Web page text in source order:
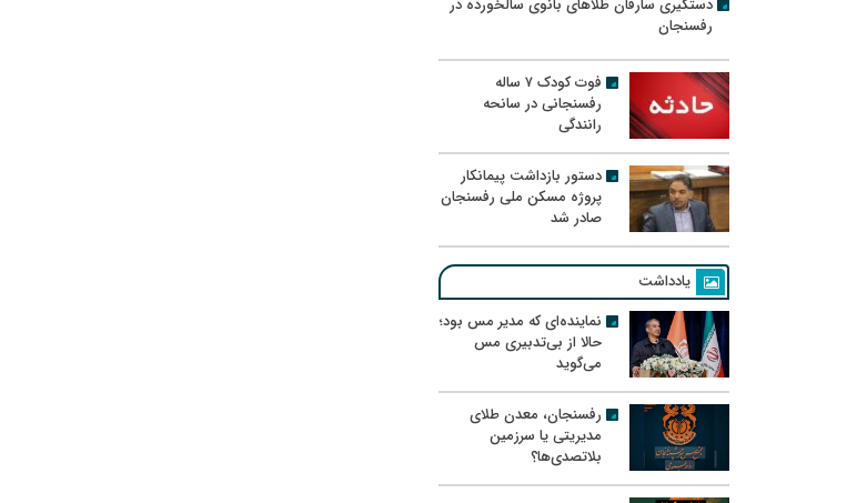
دستگیری سارقان طلاهای بانوی سالخورده در
رفسنجان
فوت کودک ۷ ساله
رفسنجانی در سانحه
رانندگی
دستور بازداشت پیمانکار
پروژه مسکن ملی رفسنجان
صادر شد
یادداشت
نماینده‌ای که مدیر مس بود؛
حالا از بی‌تدبیری مس
می‌گوید
رفسنجان، معدن طلای
مدیریتی یا سرزمین
بلاتصدی‌ها؟